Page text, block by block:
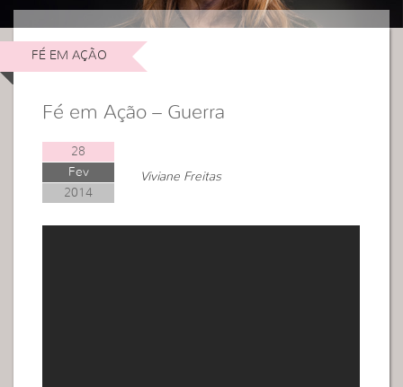
FÉ EM AÇÃO
Fé em Ação – Guerra
28
Fev
2014
Viviane Freitas